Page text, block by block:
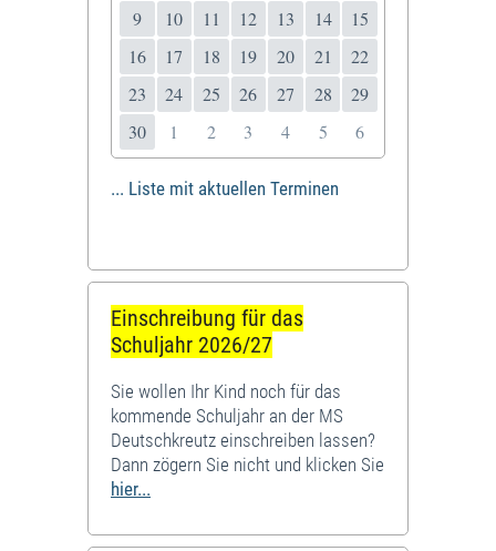
9
10 11 12 13 14
15
16
17 18 19 20 21
22
23
24 25 26 27 28
29
30
1 2 3 4 5 6
... Liste mit aktuellen Terminen
Einschreibung für das
Schuljahr 2026/27
Sie wollen Ihr Kind noch für das
kommende Schuljahr an der MS
Deutschkreutz einschreiben lassen?
Dann zögern Sie nicht und klicken Sie
hier...